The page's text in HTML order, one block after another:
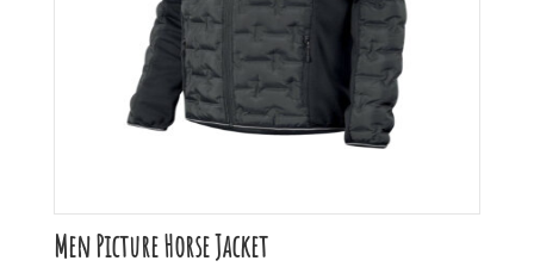
Men Picture Horse Jacket